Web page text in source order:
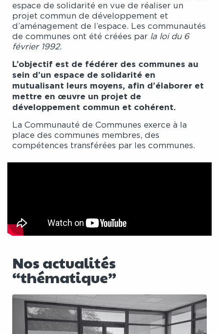
espace de solidarité en vue de réaliser un
projet commun de développement et
d’aménagement de l’espace. Les communautés
de communes ont été créées par la loi du 6
février 1992.
L’objectif est de fédérer des communes au
sein d’un espace de solidarité en
mutualisant leurs moyens, afin d’élaborer et
mettre en œuvre un projet de
développement commun et cohérent.
La Communauté de Communes exerce à la
place des communes membres, des
compétences transférées par les communes.
Nos actualités
“thématique”